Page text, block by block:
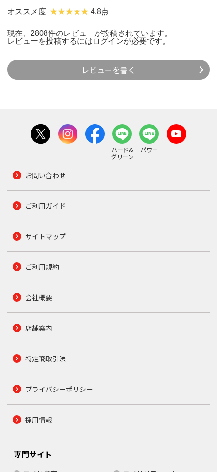
オススメ度 4.8点
現在、2808件のレビューが投稿されています。
レビューを投稿するには ログインが必要です。
レビューを書く
ハード&
グリーン
パワー
お問い合わせ
ご利用ガイド
サイトマップ
ご利用規約
会社概要
店舗案内
特定商取引法
プライバシーポリシー
採用情報
専門サイト